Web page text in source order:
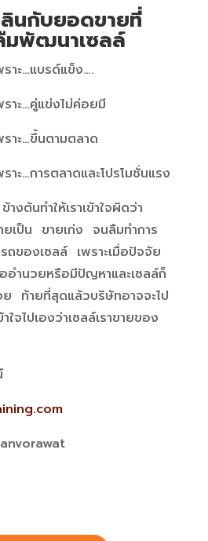
นกับยอดขายที่
มพัฒนาเซลล์
าะ…แบรด์แข็ง….
าะ…คู่แข่งไม่ค่อยมี
าะ…ขึ้นตามตลาด
าะ…การตลาดและโปรโมชั่นแรง
งต้นทำให้เราเข้าใจผิดว่า
ยเป็น ขายเก่ง จนลืมทำการ
ของเซลล์ เพราะเมื่อปัจจัย
อำนวยหรือมีปัญหาและเซลล์ก็
ท้ายที่สุดแล้วบริษัทอาจจะไป
ใจไปเองว่าเซลล์เราขายของ